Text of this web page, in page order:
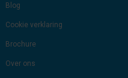
Blog
Cookie verklaring
Brochure
Over ons